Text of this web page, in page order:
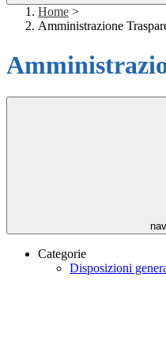
Home >
Amministrazione
Categorie
Disposizioni